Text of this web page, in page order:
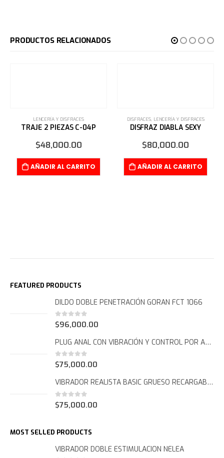
PRODUCTOS RELACIONADOS
LENCERÍA Y DISFRACES
TRAJE 2 PIEZAS C-04P
$48,000.00
AÑADIR AL CARRITO
DISFRACES, LENCERÍA Y DISFRACES
DISFRAZ DIABLA SEXY
$80,000.00
AÑADIR AL CARRITO
FEATURED PRODUCTS
DILDO DOBLE PENETRACIÓN GORAN FCT 1066
0out of 5
$96,000.00
PLUG ANAL CON VIBRACIÓN Y CONTROL POR APP FCT 1065
0out of 5
$75,000.00
VIBRADOR REALISTA BASIC GRUESO RECARGABLE FCT 1047
0out of 5
$75,000.00
MOST SELLED PRODUCTS
VIBRADOR DOBLE ESTIMULACION NELEA